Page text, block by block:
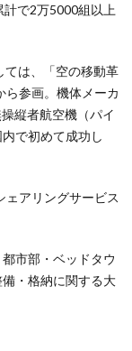
で2万5000組以上
ては、「空の移動革
参画。機体メーカ
縦者航空機（パイ
で初めて成功し
アリングサービス
市部・ベッドタウ
・格納に関する大